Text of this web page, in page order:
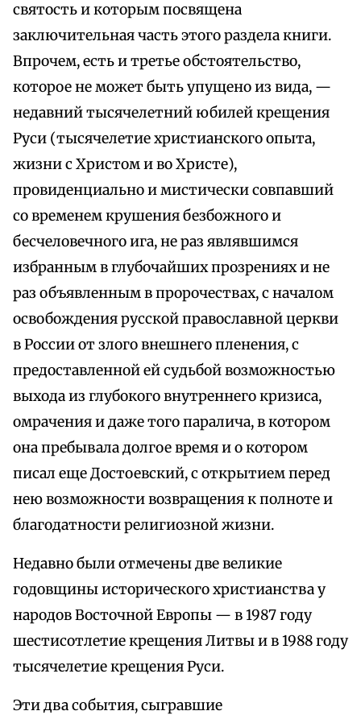
святость и которым посвящена
заключительная часть этого раздела книги.
Впрочем, есть и третье обстоятельство,
которое не может быть упущено из вида, —
недавний тысячелетний юбилей крещения
Руси (тысячелетие христианского опыта,
жизни с Христом и во Христе),
провиденциально и мистически совпавший
со временем крушения безбожного и
бесчеловечного ига, не раз являвшимся
избранным в глубочайших прозрениях и не
раз объявленным в пророчествах, с началом
освобождения русской православной церкви
в России от злого внешнего пленения, с
предоставленной ей судьбой возможностью
выхода из глубокого внутреннего кризиса,
омрачения и даже того паралича, в котором
она пребывала долгое время и о котором
писал еще Достоевский, с открытием перед
нею возможности возвращения к полноте и
благодатности религиозной жизни.
Недавно были отмечены две великие
годовщины исторического христианства у
народов Восточной Европы — в 1987 году
шестисотлетие крещения Литвы и в 1988 году
тысячелетие крещения Руси.
Эти два события, сыгравшие